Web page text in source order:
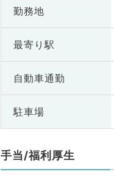
勤務地
最寄り駅
自動車通勤
駐車場
手当/福利厚生